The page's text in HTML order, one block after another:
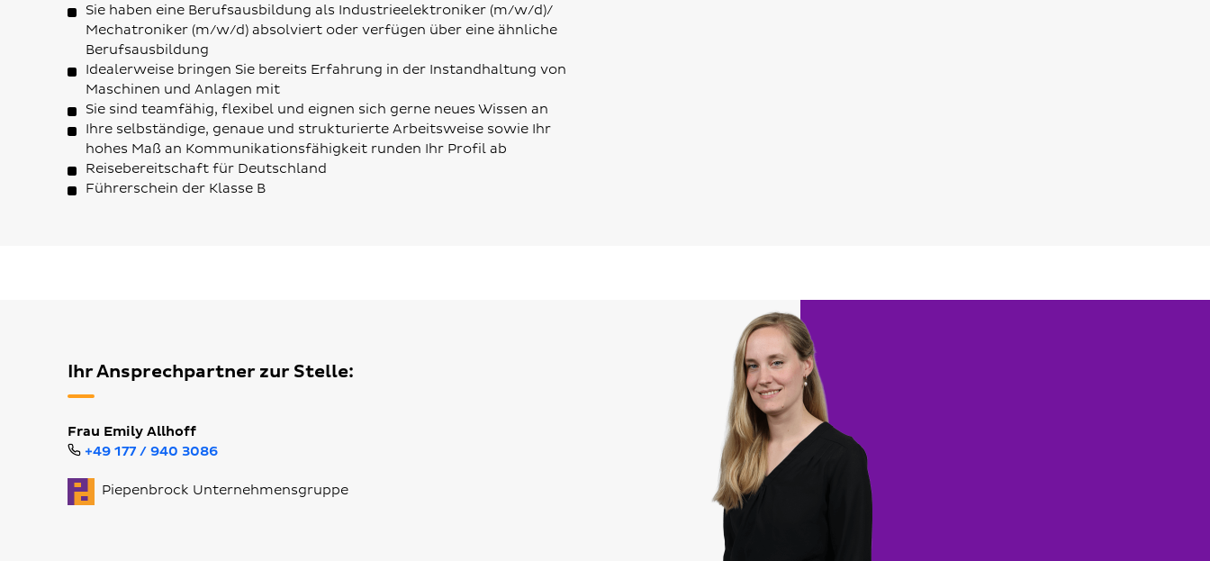
Sie haben eine Berufsausbildung als Industrieelektroniker (m/w/d)/
Mechatroniker (m/w/d) absolviert oder verfügen über eine ähnliche
Berufsausbildung
Idealerweise bringen Sie bereits Erfahrung in der Instandhaltung von
Maschinen und Anlagen mit
Sie sind teamfähig, flexibel und eignen sich gerne neues Wissen an
Ihre selbständige, genaue und strukturierte Arbeitsweise sowie Ihr
hohes Maß an Kommunikationsfähigkeit runden Ihr Profil ab
Reisebereitschaft für Deutschland
Führerschein der Klasse B
Ihr Ansprechpartner zur Stelle:
Frau Emily Allhoff
+49 177 / 940 3086
Piepenbrock Unternehmensgruppe